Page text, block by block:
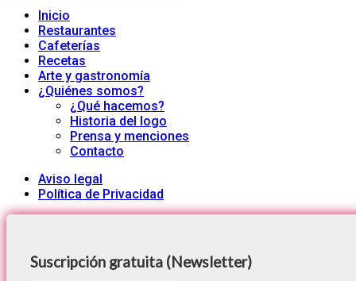
Inicio
Restaurantes
Cafeterías
Recetas
Arte y gastronomía
¿Quiénes somos?
¿Qué hacemos?
Historia del logo
Prensa y menciones
Contacto
Aviso legal
Política de Privacidad
Suscripción gratuita (Newsletter)